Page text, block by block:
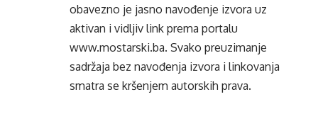
obavezno je jasno navođenje izvora uz
aktivan i vidljiv link prema portalu
www.mostarski.ba. Svako preuzimanje
sadržaja bez navođenja izvora i linkovanja
smatra se kršenjem autorskih prava.